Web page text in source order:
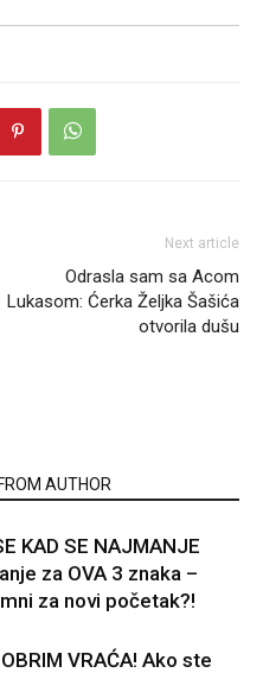
Next article
Odrasla sam sa Acom
Lukasom: Ćerka Željka Šašića
otvorila dušu
AUTHOR
KAD SE NAJMANJE
za OVA 3 znaka –
za novi početak?!
VRAĆA! Ako ste